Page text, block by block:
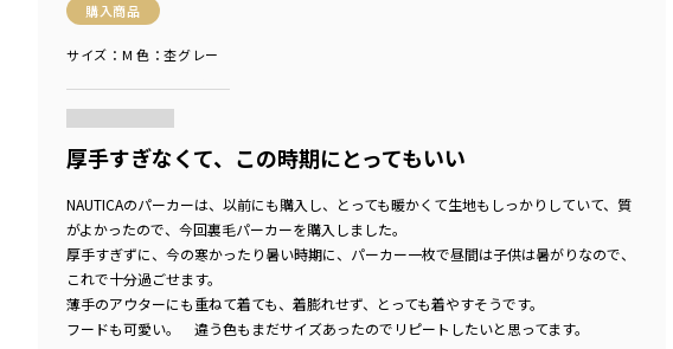
購入商品
サイズ：M 色：杢グレー
厚手すぎなくて、この時期にとってもいい
NAUTICAのパーカーは、以前にも購入し、とっても暖かくて生地もしっかりしていて、質
がよかったので、今回裏毛パーカーを購入しました。
厚手すぎずに、今の寒かったり暑い時期に、パーカー一枚で昼間は子供は暑がりなので、
これで十分過ごせます。
薄手のアウターにも重ねて着ても、着膨れせず、とっても着やすそうです。
フードも可愛い。 違う色もまだサイズあったのでリピートしたいと思ってます。